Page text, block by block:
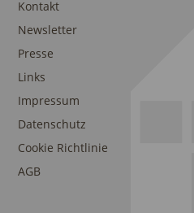
Kontakt
Newsletter
Presse
Links
Impressum
Datenschutz
Cookie Richtlinie
AGB